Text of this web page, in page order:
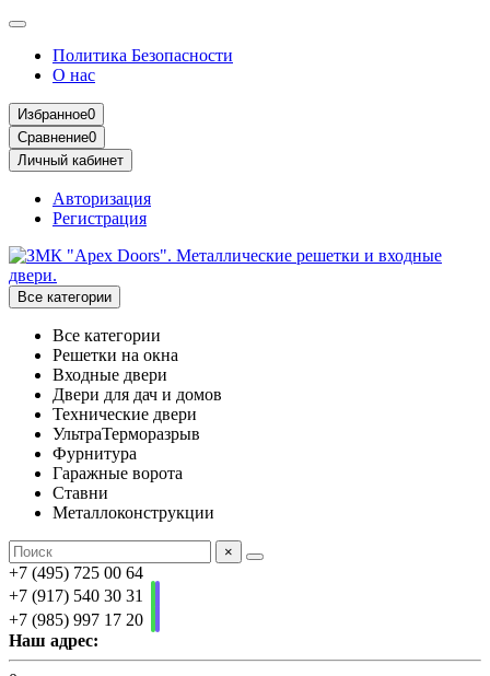
Политика Безопасности
О нас
Избранное0
Сравнение0
Личный кабинет
Авторизация
Регистрация
Все категории
Все категории
Решетки на окна
Входные двери
Двери для дач и домов
Технические двери
УльтраТерморазрыв
Фурнитура
Гаражные ворота
Ставни
Металлоконструкции
×
+7 (495) 725 00 64
+7 (917) 540 30 31
+7 (985) 997 17 20
Наш адрес: